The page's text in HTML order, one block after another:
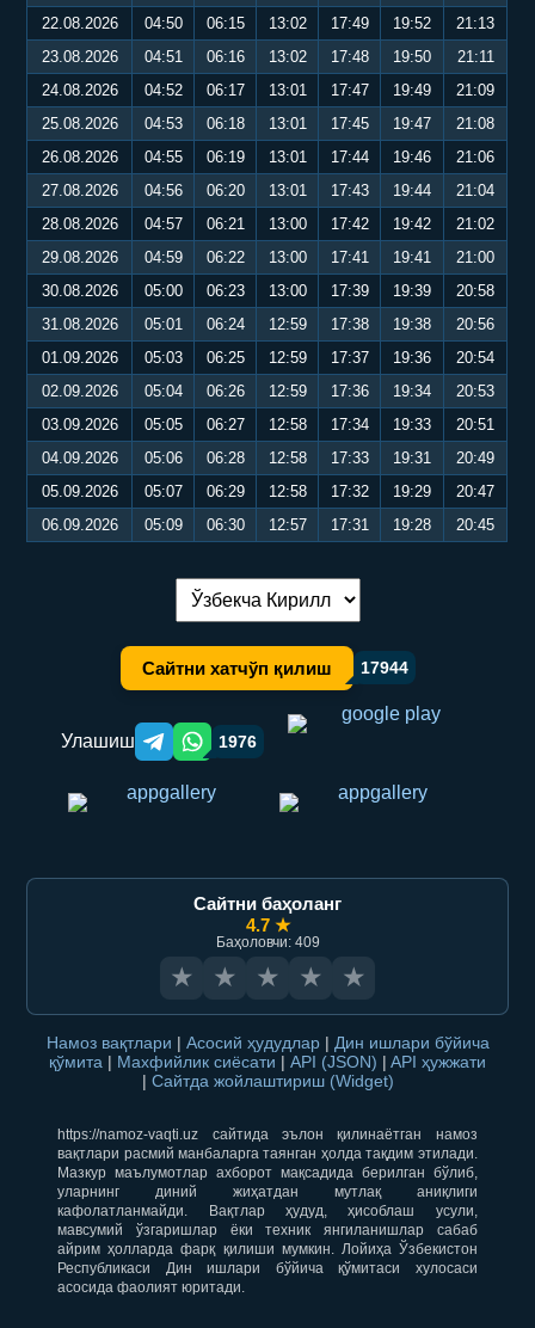
22.08.2026
04:50 06:15 13:02 17:49 19:52
21:13
23.08.2026
04:51 06:16 13:02 17:48 19:50
21:11
24.08.2026
04:52 06:17 13:01 17:47 19:49
21:09
25.08.2026
04:53 06:18 13:01 17:45 19:47
21:08
26.08.2026
04:55 06:19 13:01 17:44 19:46
21:06
27.08.2026
04:56 06:20 13:01 17:43 19:44
21:04
28.08.2026
04:57 06:21 13:00 17:42 19:42
21:02
29.08.2026
04:59 06:22 13:00 17:41 19:41
21:00
30.08.2026
05:00 06:23 13:00 17:39 19:39
20:58
31.08.2026
05:01 06:24 12:59 17:38 19:38
20:56
01.09.2026
05:03 06:25 12:59 17:37 19:36
20:54
02.09.2026
05:04 06:26 12:59 17:36 19:34
20:53
03.09.2026
05:05 06:27 12:58 17:34 19:33
20:51
04.09.2026
05:06 06:28 12:58 17:33 19:31
20:49
05.09.2026
05:07 06:29 12:58 17:32 19:29
20:47
06.09.2026
05:09 06:30 12:57 17:31 19:28 20:45
Тилни алмаштириш:
Сайтни хатчўп қилиш 17944
Улашиш Telegram orqali ulashish
WhatsApp orqali ulashish
1976
Сайтни баҳоланг
4.7 ★
Баҳоловчи: 409
★ ★ ★ ★ ★
Намоз вақтлари | Асосий ҳудудлар | Дин ишлари бўйича
қўмита | Махфийлик сиёсати | API (JSON) | API ҳужжати
| Сайтда жойлаштириш (Widget)
https://namoz-vaqti.uz сайтида эълон қилинаётган намоз
вақтлари расмий манбаларга таянган ҳолда тақдим этилади.
Мазкур маълумотлар ахборот мақсадида берилган бўлиб,
уларнинг диний жиҳатдан мутлақ аниқлиги
кафолатланмайди. Вақтлар ҳудуд, ҳисоблаш усули,
мавсумий ўзгаришлар ёки техник янгиланишлар сабаб
айрим ҳолларда фарқ қилиши мумкин. Лойиҳа Ўзбекистон
Республикаси Дин ишлари бўйича қўмитаси хулосаси
асосида фаолият юритади.